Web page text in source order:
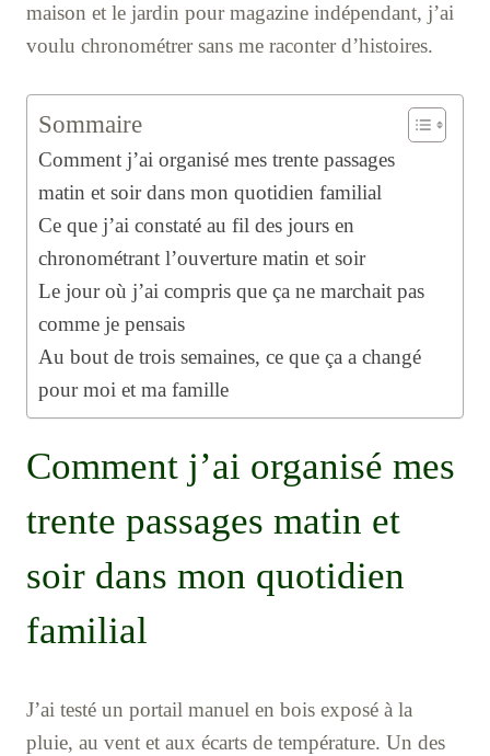
maison et le jardin pour magazine indépendant, j’ai
voulu chronométrer sans me raconter d’histoires.
Sommaire
Comment j’ai organisé mes trente passages
matin et soir dans mon quotidien familial
Ce que j’ai constaté au fil des jours en
chronométrant l’ouverture matin et soir
Le jour où j’ai compris que ça ne marchait pas
comme je pensais
Au bout de trois semaines, ce que ça a changé
pour moi et ma famille
Comment j’ai organisé mes
trente passages matin et
soir dans mon quotidien
familial
J’ai testé un portail manuel en bois exposé à la
pluie, au vent et aux écarts de température. Un des